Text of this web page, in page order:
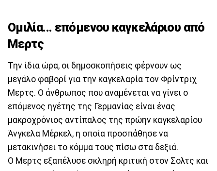
Ομιλία... επόμενου καγκελάριου από
Μερτς
Την ίδια ώρα, οι δημοσκοπήσεις φέρνουν ως
μεγάλο φαβορί για την καγκελαρία τον Φρίντριχ
Μερτς. Ο άνθρωπος που αναμένεται να γίνει ο
επόμενος ηγέτης της Γερμανίας είναι ένας
μακροχρόνιος αντίπαλος της πρώην καγκελαρίου
Άνγκελα Μέρκελ, η οποία προσπάθησε να
μετακινήσει το κόμμα τους πίσω στα δεξιά.
Ο Μερτς εξαπέλυσε σκληρή κριτική στον Σολτς και